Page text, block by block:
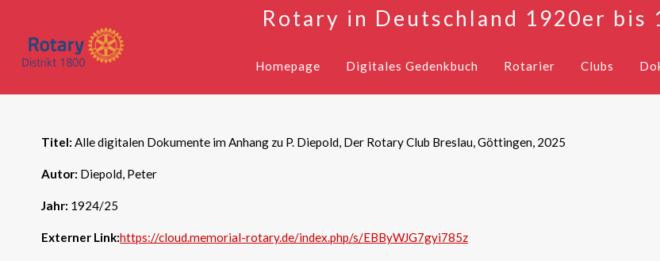
Rotary in Deutschland 1920er bis
Homepage Digitales Gedenkbuch Rotarier Clubs
Titel: Alle digitalen Dokumente im Anhang zu P. Diepold, Der Rotary Club Breslau, Göttingen, 2025
Autor: Diepold, Peter
Jahr: 1924/25
Externer Link:https://cloud.memorial-rotary.de/index.php/s/EBByWJG7gyi785z